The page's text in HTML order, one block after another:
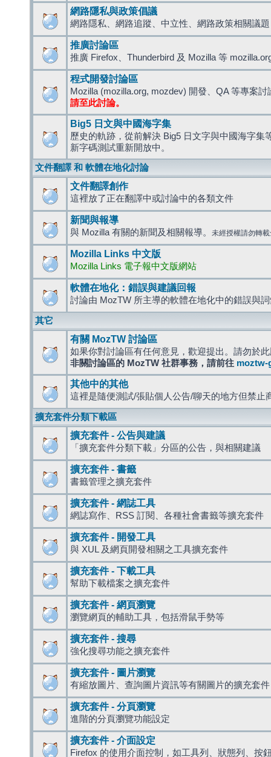
網路隱私與政策倡議
網路隱私、網路追蹤、中立性、網路政策相關議題
推廣討論區
推廣 Firefox、Thunderbird 及 Mozilla 等
程式開發討論區
Mozilla (mozilla.org, mozdev) 開發、QA 等專案討
請至此討論。
Big5 日文與中國海字集
歷史的軌跡，從前解決 Big5 日文字與中國海字集
新字碼測試重新開放中。
文件翻譯 和 軟體在地化討論
文件翻譯創作
這裡放了正在翻譯中或討論中的各類文件
新聞與報導
與 Mozilla 有關的新聞及相關報導。 未經授權請勿轉
Mozilla Links 中文版
Mozilla Links 電子報中文版網站
軟體在地化：錯誤與建議回報
討論由 MozTW 所主導的軟體在地化中的錯誤與
其它
有關 MozTW 討論區
如果你對討論區有任何意見，歡迎提出。請勿於
非關討論區的 MozTW 社群事務，請前往 moztw-
其他中的其他
這裡是隨便測試/張貼個人公告/聊天的地方但禁止
擴充套件分類下載區
擴充套件 - 公告與建議
「擴充套件分類下載」分區的公告，與相關建議
擴充套件 - 書籤
書籤管理之擴充套件
擴充套件 - 網誌工具
網誌寫作、RSS 訂閱、各種社會書籤等擴充套件
擴充套件 - 開發工具
與 XUL 及網頁開發相關之工具擴充套件
擴充套件 - 下載工具
幫助下載檔案之擴充套件
擴充套件 - 網頁瀏覽
瀏覽網頁的輔助工具，包括滑鼠手勢等
擴充套件 - 搜尋
強化搜尋功能之擴充套件
擴充套件 - 圖片瀏覽
有縮放圖片、查詢圖片資訊等有關圖片的擴充套件
擴充套件 - 分頁瀏覽
進階的分頁瀏覽功能設定
擴充套件 - 介面設定
Firefox 的使用介面控制，如工具列、狀態列、按